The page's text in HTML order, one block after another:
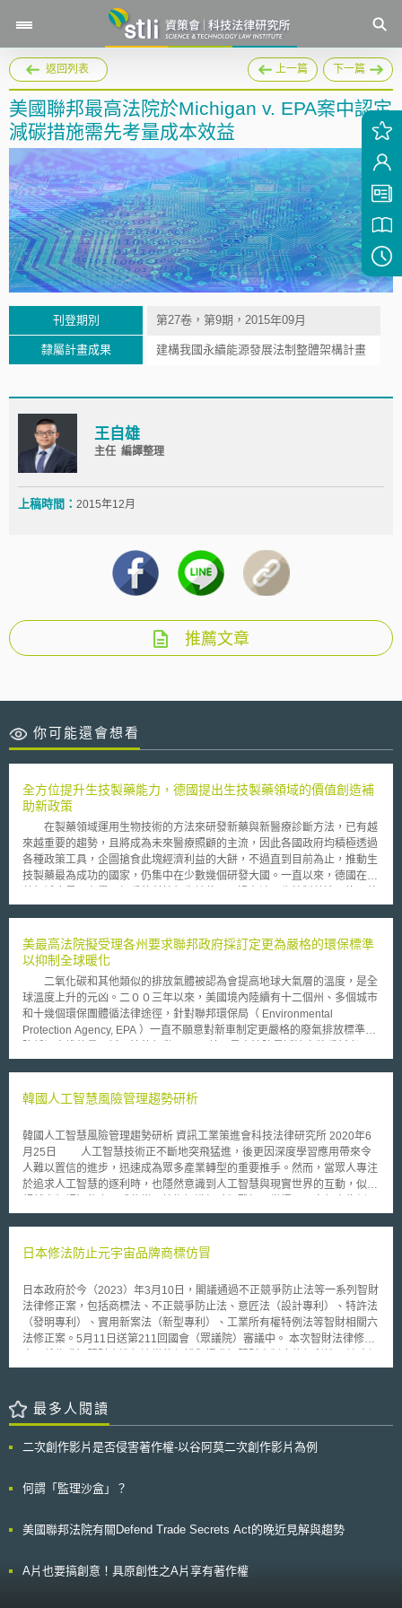
返回列表 上一篇 下一篇
美國聯邦最高法院於Michigan v. EPA案中認定
減碳措施需先考量成本效益
刊登期別 第27卷，第9期，2015年09月
隸屬計畫成果 建構我國永續能源發展法制整體架構計畫
王自雄
主任 編譯整理
上稿時間： 2015年12月
推薦文章
你可能還會想看
全方位提升生技製藥能力，德國提出生技製藥領域的價值創造補
助新政策
在製藥領域運用生物技術的方法來研發新藥與新醫療診斷方法，已有越
來越重要的趨勢，且將成為未來醫療照顧的主流，因此各國政府均積極透過
各種政策工具，企圖搶食此塊經濟利益的大餅，不過直到目前為止，推動生
技製藥最為成功的國家，仍集中在少數幾個研發大國。一直以來，德國在製
國目前的成就有限，已成功上市而來源於德國的生技藥品，並不多見
發）。另一方面，德國擁有全歐洲最多的生技公司數目，這些生技公司每年
從事相當多的研發活動，但其與製藥公司卻甚少主動合作。為加強生技產業
Bildung und Forschung, BMBF）新近提出了新補助政策－「生技製藥之策
略性競爭」（Strategiewettbewerb BioPharma），企圖為德國重新贏回世
界藥局（Apotheke der Welt）的美名。 這個新的策略規劃所訴求的對
象，是由主要來自於學術界的生技公司與傳統的製藥產業界所成立的合作團
略性概念或創意（Ideen für neuartige strategische Konzepte vorzulegen,
技製藥產業價值創造鏈中的漏洞。所謂的價值創造鏈，指從實驗室的研究、
醫院的投入、到醫藥品的製造、甚至是最後端的藥局等各生技製藥研發乃至
製造使用所不可缺的各重要環節。 由德國的這項新補助政策可以看
出，在生技製藥領域，德國政府的補助方向已不再侷限於傳統的技術能力的
提升，反而是如何串連整個產業鏈以發揮價值創造的最大效益，為此一補助
新政策的最大特色。由於補助的目的是在實現價值創造，因此補助去進行價
值開發與規劃的醫藥技術項目，也沒有特別限定，反而是希望可以涵蓋所有
可能的醫藥技術領域，因此包括抗癌藥物與治療神經系統方面疾病的藥物研
發、開發新的疫苗或疾病診斷用的生物標記、以及如何建構臨床研究的新基
均屬BMBF徵求創意的範圍。 經BMBF邀集由國際專家組成的評選委員
會評選通過的創意，將可在未來五年獲得BMBF的經費持續協助。BMBF預
計選出五個產學合作聯盟，投入總計一億歐元的經費支持，預計在今
（2008）年秋天，將可順利選出五個補助的對象。BMBM的此項新補助政
具備執行所需的基礎環境條件、所提出的合作概念是否足以使其具備國際競
爭優勢，以及所規劃的醫療技術發展是否具有創新性、原創性與市場潛力。
美最高法院擬受理各州要求聯邦政府採訂定更為嚴格的環保標準
以抑制全球暖化
二氧化碳和其他類似的排放氣體被認為會提高地球大氣層的溫度，是全
球溫度上升的元凶。二００三年以來，美國境內陸續有十二個州、多個城市
和十幾個環保團體循法律途徑，針對聯邦環保局（ Environmental
Protection Agency, EPA ）一直不願意對新車制定更嚴格的廢氣排放標準以
量，聯邦政府是否應依照部分州和市政府及環保團體要求，制定新車廢氣物
政府的環保法令進行裁決。 包括美國加州、麻州和紐約州等州政府在
「空氣清淨法案」中並沒有規範到全球氣候變化的情狀，也沒有將二氧化碳
定義為污染源，故聯邦政府認為應由相關單位和業者自行制定控制標準。
在提交最高法院的文件中，美國聯邦政府稱這項官司只是一種「猜
測」，目前根本不清楚全球暖化是否和新車廢氣排放有關，也沒有任何證據
韓國人工智慧風險管理趨勢研析
韓國人工智慧風險管理趨勢研析 資訊工業策進會科技法律研究所 2020年6
月25日 人工智慧技術正不斷地突飛猛進，後更因深度學習應用帶來令
人難以置信的進步，迅速成為眾多產業轉型的重要推手。然而，當眾人專注
於追求人工智慧的逐利時，也隱然意識到人工智慧與現實世界的互動，似已
其利用感測器感知外界進行影像辨識、理解預測進而做出決策的整體流程
後端根據前階段路人、車輛行動預測與現在位置判斷最佳路徑的過程，處處
過統一概念加以界定。次者是人工智慧的自動化決策本身，事實上難以被確
實地預見。甚至，就人工智慧可控性上，亦充斥各類不確定要素，特別是訓
練資料偏差、又或設計者主觀意識之偏頗都可能造成預想之外的結果。
截至目前為止，人工智慧應用已然帶來已引發諸多風險議題，包含於開
量需求，涉及個人資料部分，將面臨蒐集（踐行告知程序）、處理和利用
（於當事人同意之範圍內處理、利用）是否善盡保護義務與合乎法規要求；
演算法黑箱帶來不透明的決策，難以預測與檢驗決策流程、判準是否有誤
未來可能衍生的危害或重大風險。 人工智慧風險控管之法律基礎無法
德理念，並在2008年起接連有相關立法舉措。本文將以之為中心，探究其
人工智慧在風險控管之相關立法政策措施，盼可從韓國做法中反思我國推行
施 （一）《智慧機器人發展和促進法》風險管控介紹 2008年9月韓國
日本修法防止元宇宙品牌商標仿冒
日本政府於今（2023）年3月10日，閣議通過不正競爭防止法等一系列智財
法律修正案，包括商標法、不正競爭防止法、意匠法（設計專利）、特許法
（發明專利）、實用新案法（新型專利）、工業所有權特例法等智財相關六
法修正案。5月11日送第211回國會（眾議院）審議中。 本次智財法律修正
國內外事業者間公平競爭，修法擴充他人商品型態的仿冒態樣，創設基於商
手續的簡化、發明專利等國際申請優先權主張之手續電子化，另對外國公務
員贈賄罪之罰金上限提高等措施。 為強化數位化多元事業品牌保護，除商
防止法規定，自原始商品於日本首次銷售起三年內（不正競爭防止法第19條
態樣不適用於數位空間。本次修法為防止數位空間之仿冒行為，規定商品型
透過智財修法將商標保護觸角延伸入虛擬空間之作法，可作為我國未來政策
最多人閱讀
二次創作影片是否侵害著作權-以谷阿莫二次創作影片為例
何謂「監理沙盒」？
美國聯邦法院有關Defend Trade Secrets Act的晚近見解與趨勢
A片也要搞創意！具原創性之A片享有著作權